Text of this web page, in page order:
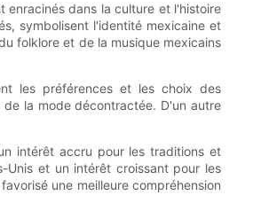
enracinés dans la culture et l'histoire
symbolisent l'identité mexicaine et
folklore et de la musique mexicains
les préférences et les choix des
la mode décontractée. D'un autre
intérêt accru pour les traditions et
Unis et un intérêt croissant pour les
une meilleure compréhension